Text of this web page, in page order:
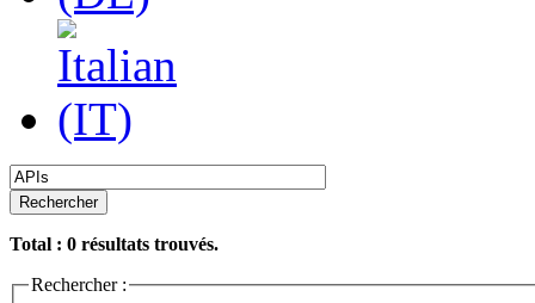
Rechercher
Total : 0 résultats trouvés.
Rechercher :